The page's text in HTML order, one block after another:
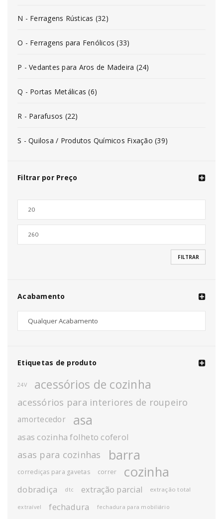
N - Ferragens Rústicas (32)
O - Ferragens para Fenólicos (33)
P - Vedantes para Aros de Madeira (24)
Q - Portas Metálicas (6)
R - Parafusos (22)
S - Quilosa / Produtos Químicos Fixação (39)
Filtrar por Preço
FILTRAR
Acabamento
Etiquetas de produto
24V acessórios de cozinha
acessórios para interiores de roupeiro
amortecedor asa
asas cozinha folheto coferol
asas para cozinhas barra
corrediças para gavetas correr cozinha
dobradiça dtc extração parcial extração total
extraível fechadura fechadura para mobiliário